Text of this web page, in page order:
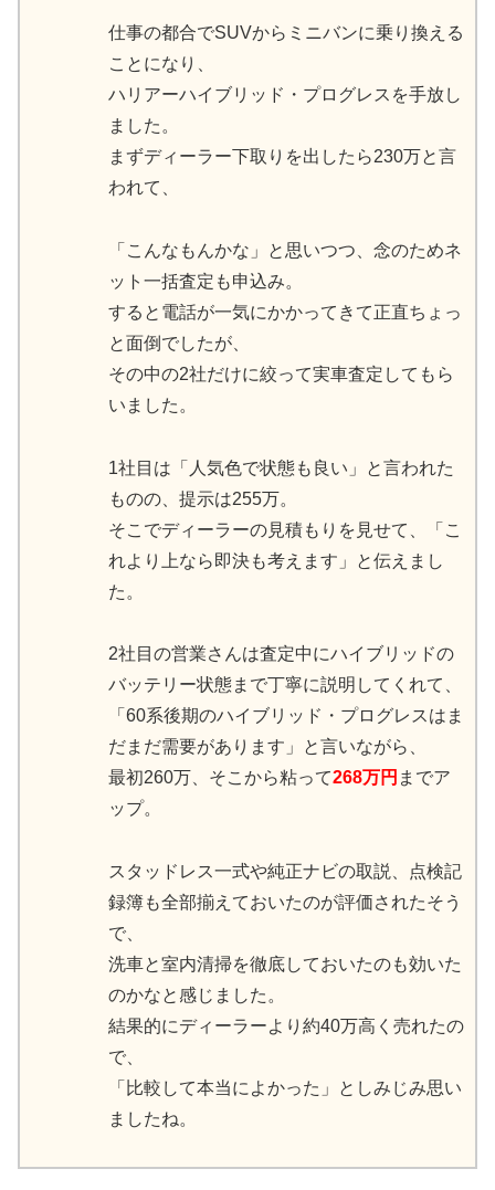
仕事の都合でSUVからミニバンに乗り換える
ことになり、
ハリアーハイブリッド・プログレスを手放し
ました。
まずディーラー下取りを出したら230万と言
われて、
「こんなもんかな」と思いつつ、念のためネ
ット一括査定も申込み。
すると電話が一気にかかってきて正直ちょっ
と面倒でしたが、
その中の2社だけに絞って実車査定してもら
いました。
1社目は「人気色で状態も良い」と言われた
ものの、提示は255万。
そこでディーラーの見積もりを見せて、「こ
れより上なら即決も考えます」と伝えまし
た。
2社目の営業さんは査定中にハイブリッドの
バッテリー状態まで丁寧に説明してくれて、
「60系後期のハイブリッド・プログレスはま
だまだ需要があります」と言いながら、
最初260万、そこから粘って268万円 までア
ップ。
スタッドレス一式や純正ナビの取説、点検記
録簿も全部揃えておいたのが評価されたそう
で、
洗車と室内清掃を徹底しておいたのも効いた
のかなと感じました。
結果的にディーラーより約40万高く売れたの
で、
「比較して本当によかった」としみじみ思い
ましたね。